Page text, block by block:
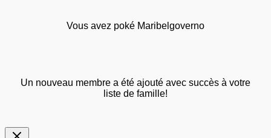
Vous avez poké Maribelgoverno
Un nouveau membre a été ajouté avec succès à votre
liste de famille!